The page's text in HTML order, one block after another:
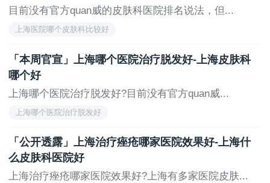
上一页 无
目前没有官方quan威的皮肤科医院排名说法，但...
上海医院哪个皮肤科比较好
「本周官宣」上海哪个医院治疗脱发好-上海皮肤科
哪个好
上海哪个医院治疗脱发好?目前没有官方quan威...
上海哪个医院治疗脱发好
「公开透露」上海治疗痤疮哪家医院效果好-上海什
么皮肤科医院好
上海治疗痤疮哪家医院效果好?上海有多家医院皮肤...